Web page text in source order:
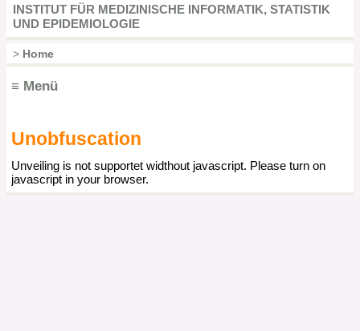
INSTITUT FÜR MEDIZINISCHE INFORMATIK, STATISTIK
UND EPIDEMIOLOGIE
Pfadnavigation
> Home
≡ Menü
Hauptnavigation
Unobfuscation
Unveiling is not supportet widthout javascript. Please turn on
javascript in your browser.